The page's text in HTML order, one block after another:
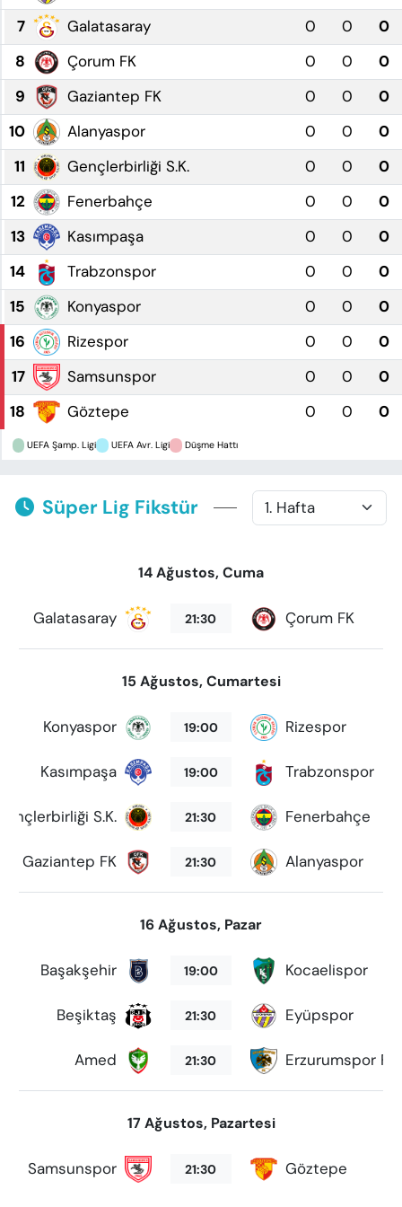
7
Galatasaray 0 0
0
8
Çorum FK 0 0
0
9
Gaziantep FK 0 0
0
10
Alanyaspor 0 0
0
11
Gençlerbirliği S.K. 0 0
0
12
Fenerbahçe 0 0
0
13
Kasımpaşa 0 0
0
14
Trabzonspor 0 0
0
15
Konyaspor 0 0
0
16
Rizespor 0 0
0
17
Samsunspor 0 0
0
18
Göztepe 0 0 0
UEFA Şamp. Ligi UEFA Avr. Ligi Düşme Hattı
Süper Lig Fikstür
14 Ağustos, Cuma
Galatasaray 21:30 Çorum FK
15 Ağustos, Cumartesi
Konyaspor 19:00 Rizespor
Kasımpaşa 19:00 Trabzonspor
S.K. 21:30 Fenerbahçe
Gaziantep FK 21:30 Alanyaspor
16 Ağustos, Pazar
Başakşehir 19:00 Kocaelispor
Beşiktaş 21:30 Eyüpspor
Amed 21:30 Erzurumspor FK
17 Ağustos, Pazartesi
Samsunspor 21:30 Göztepe
KADIN
SAĞLIK
SPOR
KÜLTÜR-SANAT
MAGAZİN
ÖZEL HABER
YAZAR KÖŞESİ
SİYASET
VAN VE DİYARBAKIR HABERLERİ